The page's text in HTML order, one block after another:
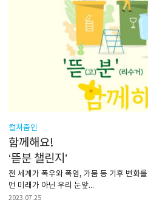
컬쳐줌인
함께해요!
‘뜯분 챌린지’
전 세계가 폭우와 폭염, 가뭄 등 기후 변화
먼 미래가 아닌 우리 눈앞...
2023.07.25